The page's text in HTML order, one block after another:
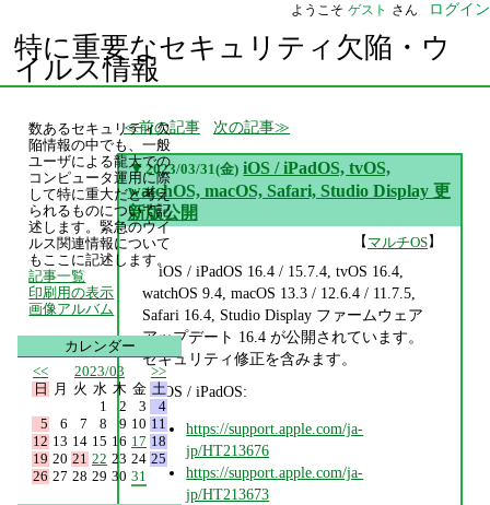
ようこそ ゲスト さん ログイン
特に重要なセキュリティ欠陥・ウ
イルス情報
前の記事 次の記事
▼ 2023/03/31(金) iOS / iPadOS, tvOS,
watchOS, macOS, Safari, Studio Display 更
新版公開
【マルチOS】
iOS / iPadOS 16.4 / 15.7.4, tvOS 16.4,
watchOS 9.4, macOS 13.3 / 12.6.4 / 11.7.5,
Safari 16.4, Studio Display ファームウェア
アップデート 16.4 が公開されています。
セキュリティ修正を含みます。
iOS / iPadOS:
https://support.apple.com/ja-
jp/HT213676
https://support.apple.com/ja-
jp/HT213673
数あるセキュリティ欠
陥情報の中でも、一般
ユーザによる龍大での
コンピュータ運用に際
して特に重大だと考え
られるものについて記
述します。緊急のウイ
ルス関連情報について
もここに記述します。
記事一覧
印刷用の表示
画像アルバム
カレンダー
<<
2023/03
>>
日
月 火 水 木 金 土
1
2 3
4
5
6 7 8 9 10 11
12 13 14 15 16 17 18
19 20 21 22 23 24 25
26 27 28 29 30 31